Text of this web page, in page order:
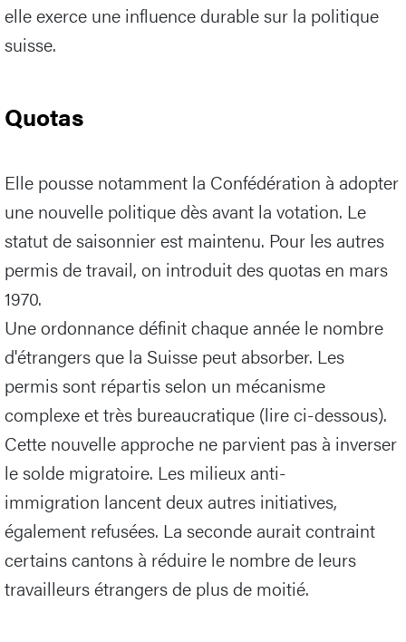
elle exerce une influence durable sur la politique
suisse.
Quotas
Elle pousse notamment la Confédération à adopter
une nouvelle politique dès avant la votation. Le
statut de saisonnier est maintenu. Pour les autres
permis de travail, on introduit des quotas en mars
1970.
Une ordonnance définit chaque année le nombre
d'étrangers que la Suisse peut absorber. Les
permis sont répartis selon un mécanisme
complexe et très bureaucratique (lire ci-dessous).
Cette nouvelle approche ne parvient pas à inverser
le solde migratoire. Les milieux anti-
immigration lancent deux autres initiatives,
également refusées. La seconde aurait contraint
certains cantons à réduire le nombre de leurs
travailleurs étrangers de plus de moitié.